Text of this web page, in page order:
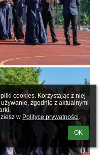
cookies. Korzystając z niej
zgodnie z aktualnymi
w Polityce prywatności.
OK